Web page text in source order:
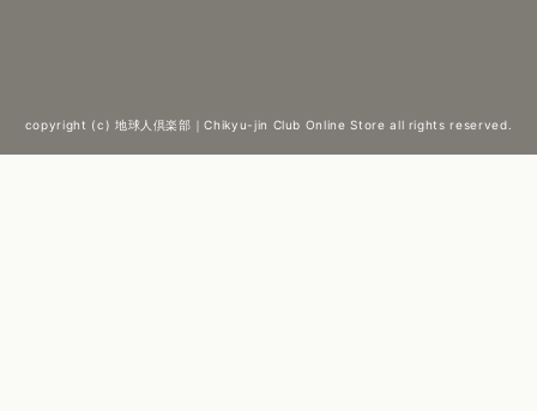
copyright (c) 地球人倶楽部｜Chikyu-jin Club Online Store all rights reserved.